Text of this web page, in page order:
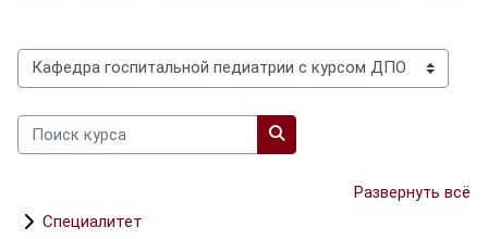
Категории курсов
Поиск курса
Поиск курса
Развернуть всё
Специалитет